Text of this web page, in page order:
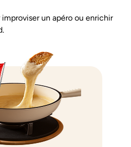
un apéro ou enrichir